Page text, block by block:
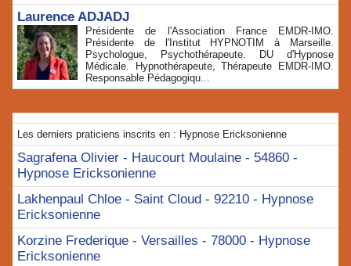
Laurence ADJADJ
Présidente de l'Association France EMDR-IMO.
Présidente de l'Institut HYPNOTIM à Marseille.
Psychologue, Psychothérapeute. DU d'Hypnose
Médicale. Hypnothérapeute, Thérapeute EMDR-IMO.
Responsable Pédagogiqu...
Les derniers praticiens inscrits en : Hypnose Ericksonienne
Sagrafena Olivier - Haucourt Moulaine - 54860 -
Hypnose Ericksonienne
Lakhenpaul Chloe - Saint Cloud - 92210 - Hypnose
Ericksonienne
Korzine Frederique - Versailles - 78000 - Hypnose
Ericksonienne